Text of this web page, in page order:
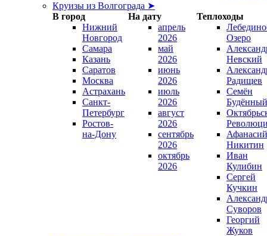
Круизы из Волгограда ➤
В город
На дату
Теплоходы
Нижний
Новгород
Самара
Казань
Саратов
Москва
Астрахань
Санкт-
Петербург
Ростов-
на-Дону
апрель
2026
май
2026
июнь
2026
июль
2026
август
2026
сентябрь
2026
октябрь
2026
Озеро
Невский
Радищев
Семён
Будённый
Афанасий
Никитин
Иван
Кулибин
Сергей
Кучкин
Суворов
Георгий
Жуков